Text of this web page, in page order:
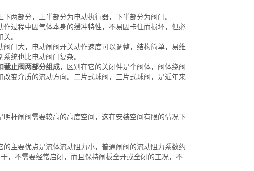
部分，上半部分为电动执行器，下半部分为阀门。
过程中因气体本身的缓冲特性，不易因卡住而损坏，但必
。
门大，电动闸阀开关动作速度可以调整，结构简单，易维
统也比电动阀门复杂。
截止阀两部分组成，区别在它的关闭件是个阀体，阀体绕阀
变介质的流动方向。二片式球阀，三片式球阀，是近年来
杆闸阀需要较高的高度空间，这在安装空间有限的情况下
主要优点是流体流动阻力小，普通闸阀的流动阻力系数约
，不需要经常启闭，而且保持闸板全开或全闭的工况，不